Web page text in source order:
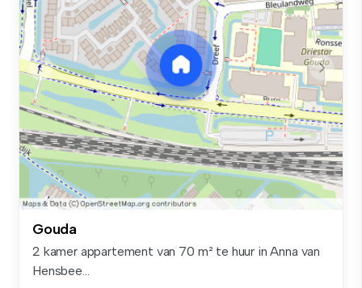
Gouda
2 kamer appartement van 70 m² te huur in Anna van
Hensbee...